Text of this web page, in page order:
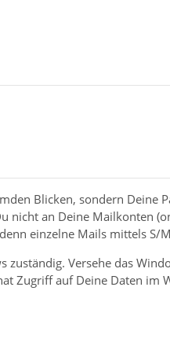
Blicken, sondern Deine
nicht an Deine Mailkonten
einzelne Mails mittels S/
zuständig. Versehe das
Zugriff auf Deine Daten im